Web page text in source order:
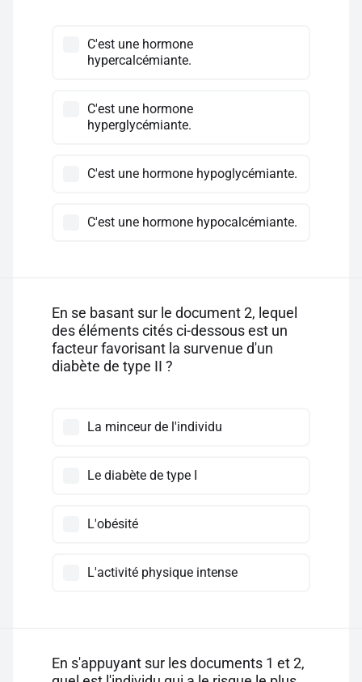
C'est une hormone
hypercalcémiante.
C'est une hormone
hyperglycémiante.
C'est une hormone hypoglycémiante.
C'est une hormone hypocalcémiante.
En se basant sur le document 2, lequel
des éléments cités ci-dessous est un
facteur favorisant la survenue d'un
diabète de type II ?
La minceur de l'individu
Le diabète de type I
L'obésité
L'activité physique intense
En s'appuyant sur les documents 1 et 2,